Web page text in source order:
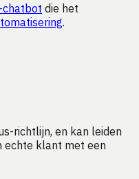
chatbot die het
.
richtlijn, en kan leiden
echte klant met een